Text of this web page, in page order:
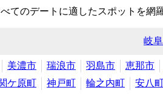
てのデートに適したスポットを
岐
美濃市 瑞浪市 羽島市 恵那市
ケ原町 神戸町 輪之内町 安八